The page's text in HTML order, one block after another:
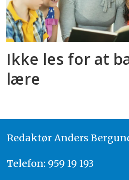
Ikke les for at
lære
Redaktør Anders
Telefon: 959 19 193